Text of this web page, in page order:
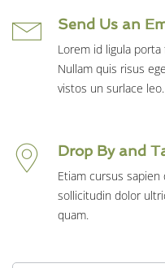
Send Us an
Lorem id ligula
Nullam quis risus
vistos un surlace leo.
Drop By and
Etiam cursus sapien
sollicitudin dolor
quam.